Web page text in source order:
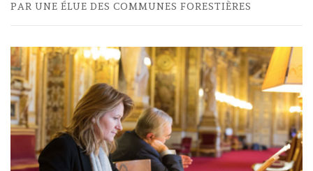
PAR UNE ÉLUE DES COMMUNES FORESTIÈRES